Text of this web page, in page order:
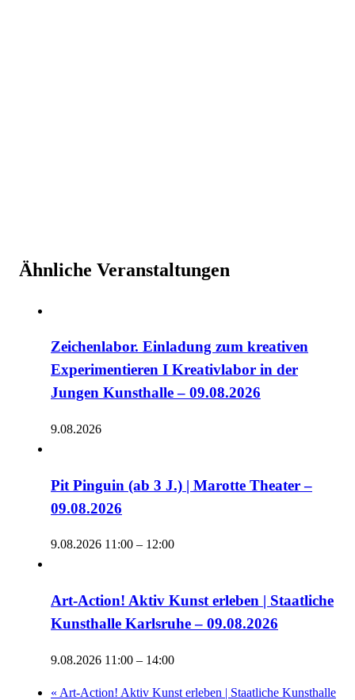
Ähnliche Veranstaltungen
Zeichenlabor. Einladung zum kreativen
Experimentieren I Kreativlabor in der
Jungen Kunsthalle – 09.08.2026
9.08.2026
Pit Pinguin (ab 3 J.) | Marotte Theater –
09.08.2026
9.08.2026 11:00 – 12:00
Art-Action! Aktiv Kunst erleben | Staatliche
Kunsthalle Karlsruhe – 09.08.2026
9.08.2026 11:00 – 14:00
« Art-Action! Aktiv Kunst erleben | Staatliche Kunsthalle